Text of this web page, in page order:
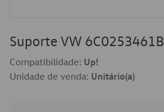
Suporte VW 6C0253461B
Compatibilidade: Up!
Unidade de venda: Unitário(a)